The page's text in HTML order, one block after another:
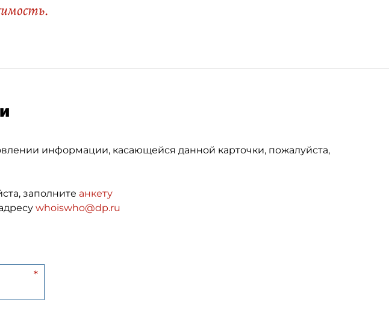
информации, касающейся данной карточки, пожалуйста,
заполните анкету
whoiswho@dp.ru